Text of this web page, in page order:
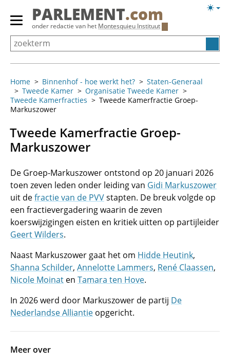
Overslaan
Primair
menu
tonen/verbergen
PARLEMENT.com
onder redactie van het Montesquieu Instituut
Home Binnenhof - hoe werkt het?
Staten-Generaal
Tweede Kamer
Organisatie Tweede Kamer
Tweede Kamerfracties
Tweede Kamerfractie Groep-
Markuszower
Tweede Kamerfractie Groep-
Markuszower
De Groep-Markuszower ontstond op 20 januari 2026
toen zeven leden onder leiding van Gidi Markuszower
uit defractie van de PVVstapten. De breuk volgde op
een fractievergadering waarin de zeven
koerswijzigingen eisten en kritiek uitten op partijleider
Geert Wilders.
Naast Markuszower gaat het om Hidde Heutink,
Shanna Schilder, Annelotte Lammers, René Claassen,
Nicole Moinat en Tamara ten Hove.
In 2026 werd door Markuszower de partij De
Nederlandse Alliantie opgericht.
Meer over